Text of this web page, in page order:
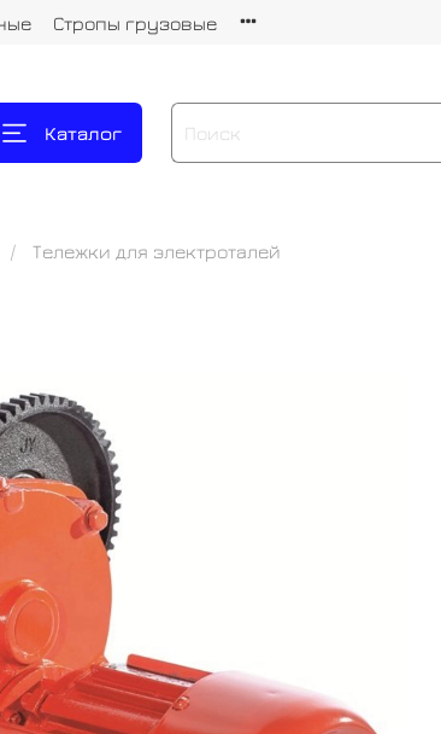
Стропы грузовые
Каталог
Тележки для электроталей